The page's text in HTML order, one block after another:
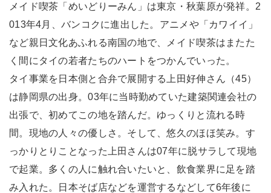
メイド喫茶「めいどりーみん」は東京・秋葉原が発祥。2
013年4月、バンコクに進出した。アニメや「カワイイ」
など親日文化あふれる南国の地で、メイド喫茶はまたた
く間にタイの若者たちのハートをつかんでいった。
タイ事業を日本側と合弁で展開する上田好伸さん（45）
は静岡県の出身。03年に当時勤めていた建築関連会社の
出張で、初めてこの地を踏んだ。ゆっくりと流れる時
間。現地の人々の優しさ。そして、悠久のほほ笑み。す
っかりとりことなった上田さんは07年に脱サラして現地
で起業。多くの人に触れ合いたいと、飲食業界に足を踏
み入れた。日本そば店などを運営するなどして6年後に